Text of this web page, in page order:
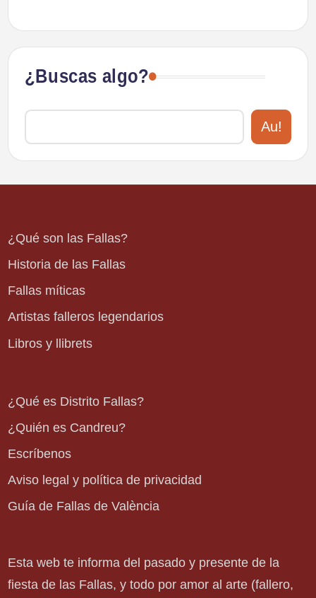
¿Buscas algo?
Au!
¿Qué son las Fallas?
Historia de las Fallas
Fallas míticas
Artistas falleros legendarios
Libros y llibrets
¿Qué es Distrito Fallas?
¿Quién es Candreu?
Escríbenos
Aviso legal y política de privacidad
Guía de Fallas de València
Esta web te informa del pasado y presente de la
fiesta de las Fallas, y todo por amor al arte (fallero,